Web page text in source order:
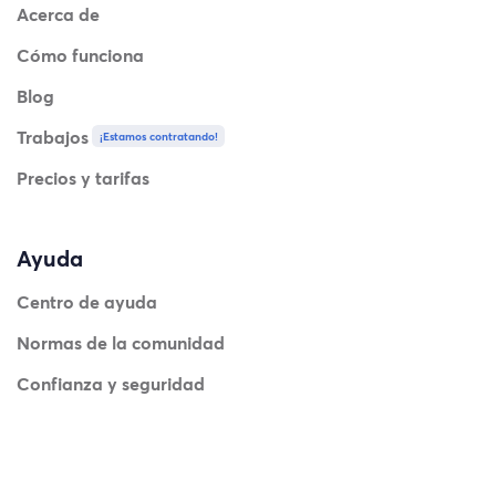
Acerca de
Cómo funciona
Blog
Trabajos
¡Estamos contratando!
Precios y tarifas
Ayuda
Centro de ayuda
Normas de la comunidad
Confianza y seguridad